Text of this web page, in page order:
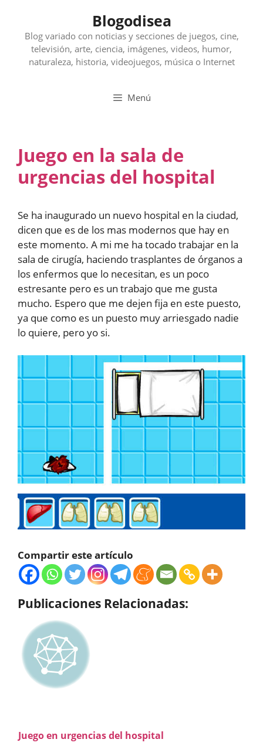
contenido
Blogodisea
Blog variado con noticias y secciones de juegos, cine,
televisión, arte, ciencia, imágenes, videos, humor,
naturaleza, historia, videojuegos, música o Internet
Menú
Juego en la sala de
urgencias del hospital
Se ha inaugurado un nuevo hospital en la ciudad,
dicen que es de los mas modernos que hay en
este momento. A mi me ha tocado trabajar en la
sala de cirugía, haciendo trasplantes de órganos a
los enfermos que lo necesitan, es un poco
estresante pero es un trabajo que me gusta
mucho. Espero que me dejen fija en este puesto,
ya que como es un puesto muy arriesgado nadie
lo quiere, pero yo si.
Compartir este artículo
Publicaciones Relacionadas:
Juego en urgencias del hospital